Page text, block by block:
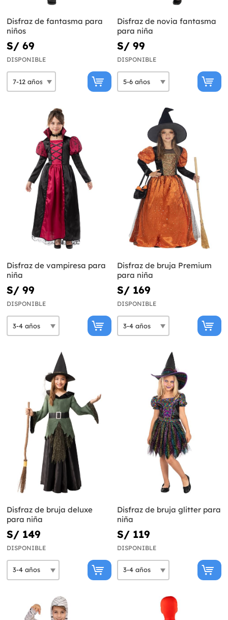
Disfraz de fantasma para
niños
S/ 69
DISPONIBLE
Disfraz de novia fantasma
para niña
S/ 99
DISPONIBLE
Disfraz de vampiresa para
niña
S/ 99
DISPONIBLE
Disfraz de bruja Premium
para niña
S/ 169
DISPONIBLE
Disfraz de bruja deluxe
para niña
S/ 149
DISPONIBLE
Disfraz de bruja glitter para
niña
S/ 119
DISPONIBLE